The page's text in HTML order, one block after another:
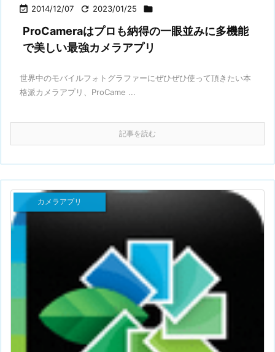
 2014/12/07  2023/01/25 
ProCameraはプロも納得の一眼並みに多機能
で美しい最強カメラアプリ
世界中のモバイルフォトグラファーにぜひぜひ使って頂きたい本
格派カメラアプリ、ProCame ...
記事を読む
カメラアプリ